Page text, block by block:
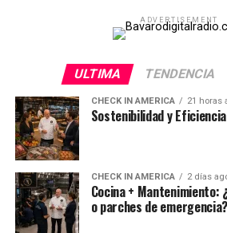
ADVERTISEMENT
ULTIMA TENDENCIA
CHECK IN AMERICA 21 horas
Sostenibilidad y
CHECK IN AMERICA 2 días
Cocina +
o parches de emergencia?